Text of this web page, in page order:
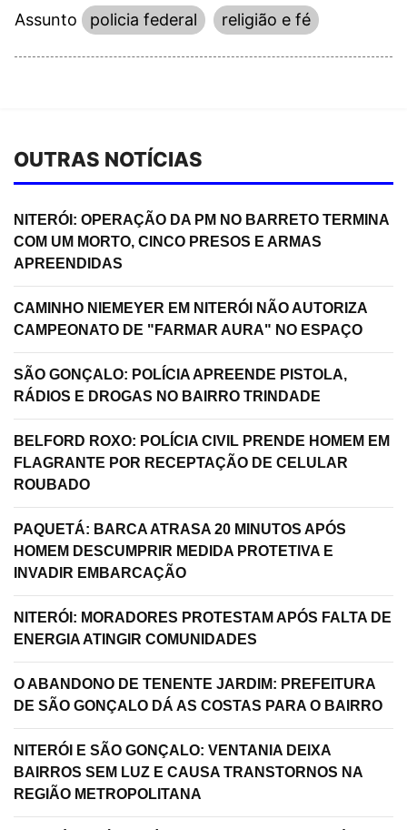
Assunto policia federal religião e fé
OUTRAS NOTÍCIAS
NITERÓI: OPERAÇÃO DA PM NO BARRETO TERMINA
COM UM MORTO, CINCO PRESOS E ARMAS
APREENDIDAS
CAMINHO NIEMEYER EM NITERÓI NÃO AUTORIZA
CAMPEONATO DE "FARMAR AURA" NO ESPAÇO
SÃO GONÇALO: POLÍCIA APREENDE PISTOLA,
RÁDIOS E DROGAS NO BAIRRO TRINDADE
BELFORD ROXO: POLÍCIA CIVIL PRENDE HOMEM EM
FLAGRANTE POR RECEPTAÇÃO DE CELULAR
ROUBADO
PAQUETÁ: BARCA ATRASA 20 MINUTOS APÓS
HOMEM DESCUMPRIR MEDIDA PROTETIVA E
INVADIR EMBARCAÇÃO
NITERÓI: MORADORES PROTESTAM APÓS FALTA DE
ENERGIA ATINGIR COMUNIDADES
O ABANDONO DE TENENTE JARDIM: PREFEITURA
DE SÃO GONÇALO DÁ AS COSTAS PARA O BAIRRO
NITERÓI E SÃO GONÇALO: VENTANIA DEIXA
BAIRROS SEM LUZ E CAUSA TRANSTORNOS NA
REGIÃO METROPOLITANA